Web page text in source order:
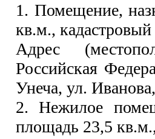
1. Помещение,
кв.м.,
Адрес
Российская
Унеча, ул.
2. Нежилое
площадь 23,5